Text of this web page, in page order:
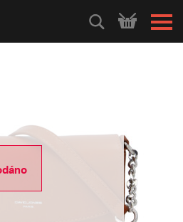
HLEDEJ